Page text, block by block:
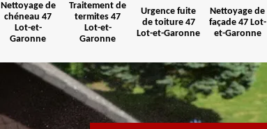
Nettoyage de
chéneau 47
Lot-et-
Garonne
Traitement de
termites 47
Lot-et-
Garonne
Urgence fuite
de toiture 47
Lot-et-Garonne
Nettoyage de
façade 47 Lot-
et-Garonne